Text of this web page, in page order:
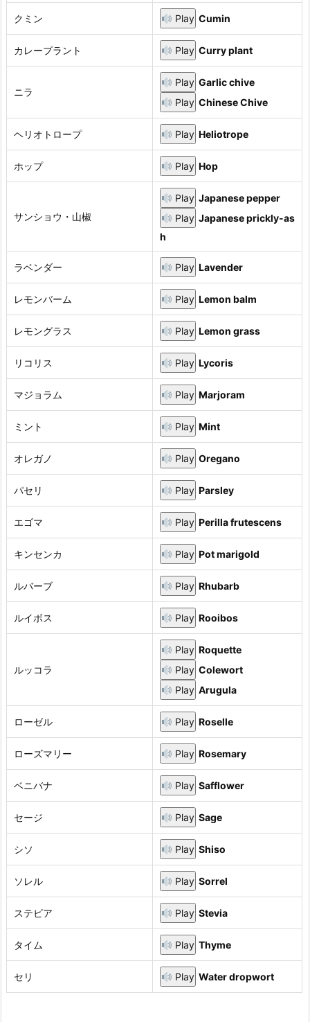
クミン Play Cumin
カレープラント Play Curry plant
ニラ
Play Garlic chive
Play Chinese Chive
ヘリオトロープ Play Heliotrope
ホップ Play Hop
サンショウ・山椒
Play Japanese pepper
Play Japanese prickly-as
h
ラベンダー Play Lavender
レモンバーム Play Lemon balm
レモングラス Play Lemon grass
リコリス Play Lycoris
マジョラム Play Marjoram
ミント Play Mint
オレガノ Play Oregano
パセリ Play Parsley
エゴマ Play Perilla frutescens
キンセンカ Play Pot marigold
ルバーブ Play Rhubarb
ルイボス Play Rooibos
ルッコラ
Play Roquette
Play Colewort
Play Arugula
ローゼル Play Roselle
ローズマリー Play Rosemary
ベニバナ Play Safflower
セージ Play Sage
シソ Play Shiso
ソレル Play Sorrel
ステビア Play Stevia
タイム Play Thyme
セリ Play Water dropwort